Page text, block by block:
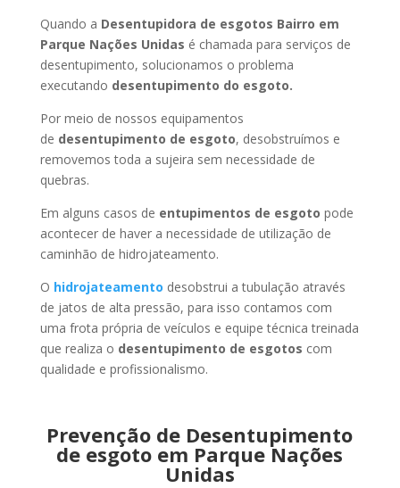
Quando a Desentupidora de esgotos Bairro em
Parque Nações Unidas é chamada para serviços de
desentupimento, solucionamos o problema
executando desentupimento do esgoto.
Por meio de nossos equipamentos
de desentupimento de esgoto, desobstruímos e
removemos toda a sujeira sem necessidade de
quebras.
Em alguns casos de entupimentos de esgoto pode
acontecer de haver a necessidade de utilização de
caminhão de hidrojateamento.
O hidrojateamento desobstrui a tubulação através
de jatos de alta pressão, para isso contamos com
uma frota própria de veículos e equipe técnica treinada
que realiza o desentupimento de esgotos com
qualidade e profissionalismo.
Prevenção de Desentupimento
de esgoto em Parque Nações
Unidas